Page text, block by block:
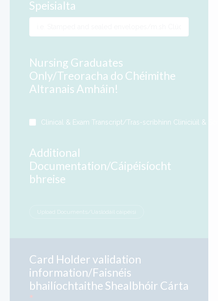
Speisialta
Nursing Graduates
Only/Treoracha do Chéimithe
Altranais Amháin!
Clinical & Exam Transcript/Tras-scríbhinn Cliniciúil &
Additional
Documentation/Cáipéisíocht
bhreise
Upload Documents/Uaslódáil cáipéisi
Card Holder validation
information/Faisnéis
bhailíochtaithe Shealbhóir Cárta